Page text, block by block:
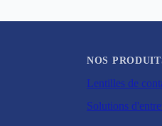
NOS
Lentilles de
Solutions